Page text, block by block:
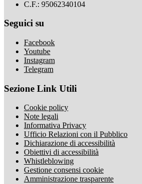
C.F.: 95062340104
Seguici su
Facebook
Youtube
Instagram
Telegram
Sezione Link Utili
Cookie policy
Note legali
Informativa Privacy
Ufficio Relazioni con il Pubblico
Dichiarazione di accessibilità
Obiettivi di accessibilità
Whistleblowing
Gestione consensi cookie
Amministrazione trasparente